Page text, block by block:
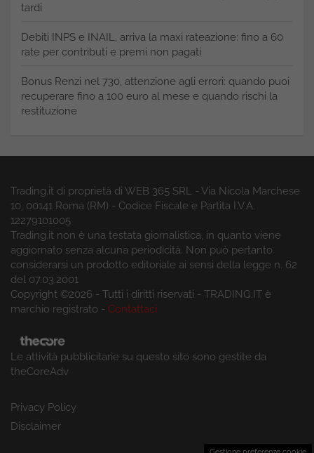
tardi
Debiti INPS e INAIL, arriva la maxi rateazione: fino a 60
rate per contributi e premi non pagati
Bonus Renzi nel 730, attenzione agli errori: quando puoi
recuperare fino a 100 euro al mese e quando rischi la
restituzione
Trading.it di proprietà di WEB 365 SRL - Via Nicola Marchese
10, 00141 Roma (RM) - Codice Fiscale e Partita I.V.A.
12279101005
Trading.it non è una testata giornalistica, in quanto viene
aggiornato senza alcuna periodicità. Non può pertanto
considerarsi un prodotto editoriale ai sensi della legge n. 62
del 07.03.2001
Copyright ©2026 - Tutti i diritti riservati - TRADING.IT è
marchio registrato - Contattaci
Le attività pubblicitarie su questo sito sono gestite da
theCoreAdv
Privacy Policy
Disclaimer